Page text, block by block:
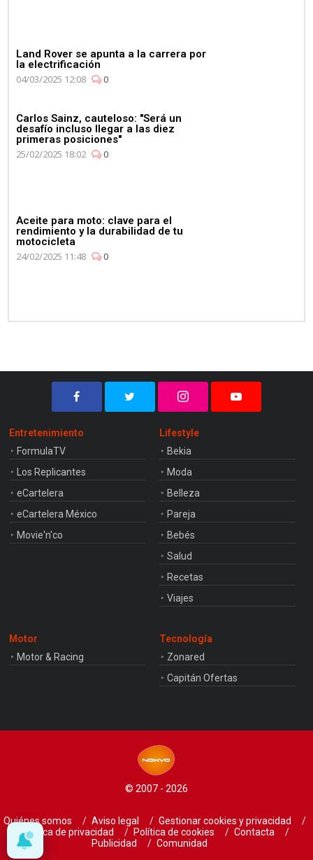
Land Rover se apunta a la carrera por
la electrificación
04/03/2025 12:08
0
Carlos Sainz, cauteloso: "Será un
desafío incluso llegar a las diez
primeras posiciones"
25/02/2025 18:02
0
Aceite para moto: clave para el
rendimiento y la durabilidad de tu
motocicleta
24/02/2025 11:48
0
Entretenimiento
FormulaTV
Los Replicantes
eCartelera
eCartelera México
Movie'n'co
Lifestyle
Bekia
Moda
Belleza
Pareja
Bebés
Salud
Recetas
Viajes
Motor
Motor & Racing
Tecnología
Zonared
Capitán Ofertas
© 2007 - 2026
Quiénes somos Aviso legal
Gestionar cookies y privacidad
Política de privacidad
Política de cookies
Contacta
Publicidad
Comunidad